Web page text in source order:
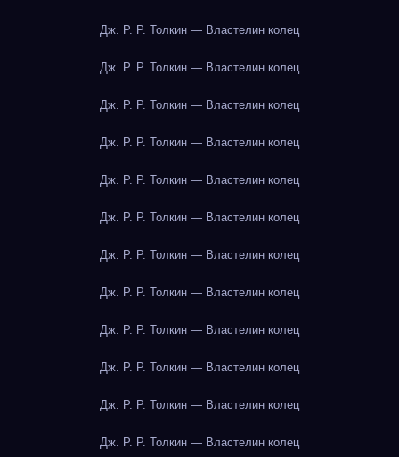
Дж. Р. Р. Толкин — Властелин колец
Дж. Р. Р. Толкин — Властелин колец
Дж. Р. Р. Толкин — Властелин колец
Дж. Р. Р. Толкин — Властелин колец
Дж. Р. Р. Толкин — Властелин колец
Дж. Р. Р. Толкин — Властелин колец
Дж. Р. Р. Толкин — Властелин колец
Дж. Р. Р. Толкин — Властелин колец
Дж. Р. Р. Толкин — Властелин колец
Дж. Р. Р. Толкин — Властелин колец
Дж. Р. Р. Толкин — Властелин колец
Дж. Р. Р. Толкин — Властелин колец